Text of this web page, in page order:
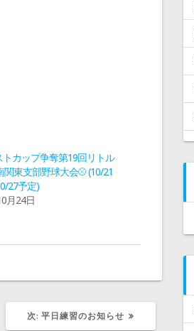
トカップ争奪第19回リトル
関東支部野球大会⚾ (10/21
27予定)
月24日
次: 次
平日練習のお知らせ